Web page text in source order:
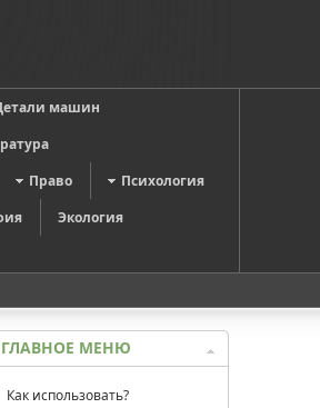
машин
Право
Психология
Экология
ГЛАВНОЕ МЕНЮ
Как использовать?